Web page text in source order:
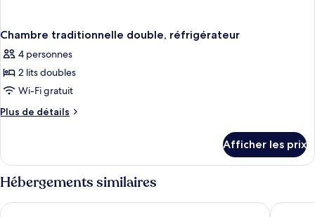
Chambre traditionnelle double, réfrigérateur
4 personnes
2 lits doubles
Wi-Fi gratuit
Plus de détails
Plus
Chambre
traditionnelle
double,
réfrigérateur
Afficher les prix
Hébergements similaires
Crowne Plaza Toronto North York by IHG Best